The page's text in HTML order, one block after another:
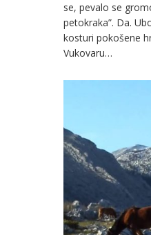
se, pevalo se
petokraka”. Da.
kosturi pokošene
Vukovaru…